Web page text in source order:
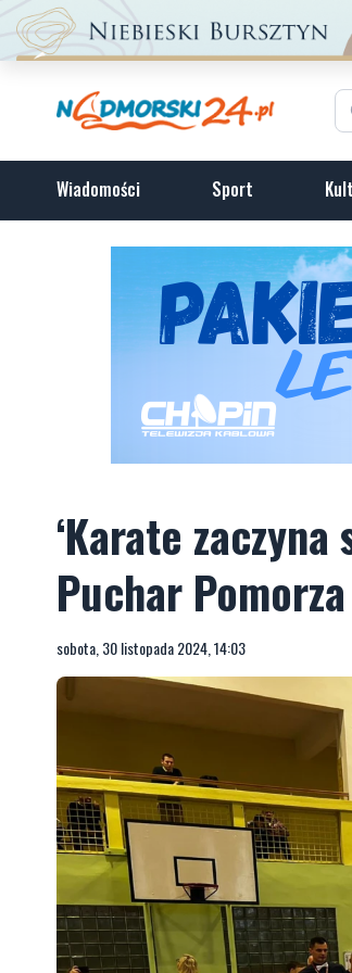
Wiadomości Sport
‘Karate
Puchar
sobota, 30 listopada 2024, 14:03